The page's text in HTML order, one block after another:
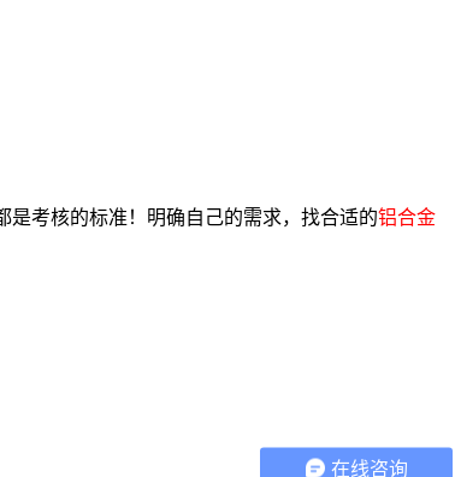
考核的标准！明确自己的需求，找合适的铝合金
在线咨询